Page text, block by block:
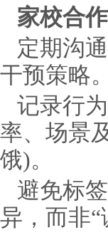
家校合
定期沟
干预策略。
记录行
率、场景
饿)。
避免标
异，而非